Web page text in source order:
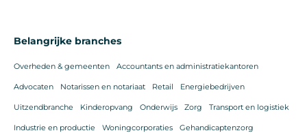
Belangrijke branches
Overheden & gemeenten Accountants en administratiekantoren
Advocaten Notarissen en notariaat Retail Energiebedrijven
Uitzendbranche Kinderopvang Onderwijs Zorg Transport en logistiek
Industrie en productie Woningcorporaties Gehandicaptenzorg